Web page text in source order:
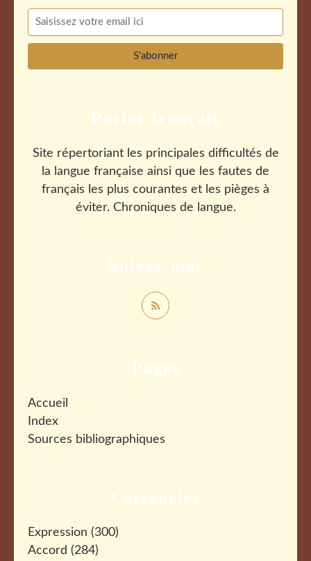
Catégories
Expression (300)
Accord (284)
Pages
Accueil
Index
Sources bibliographiques
Suivez-moi
Parler français
Site répertoriant les principales difficultés de
la langue française ainsi que les fautes de
français les plus courantes et les pièges à
éviter. Chroniques de langue.